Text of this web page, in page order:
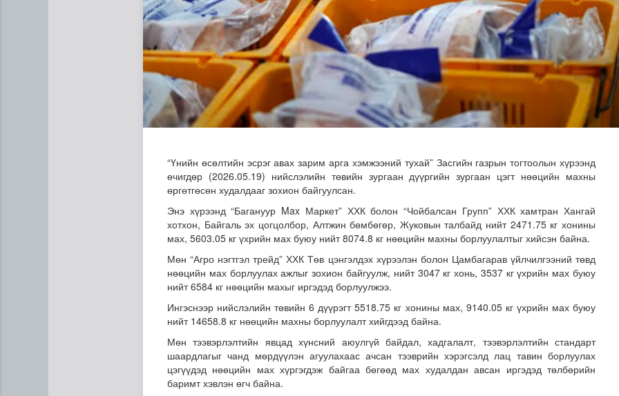
Н.Номтойбаяр: Аймгуудад тулгамдаж буй асуудлуудыг 7 хоног бүр Засгийн газрын х..
“Үнийн өсөлтийн эсрэг авах зарим арга хэмжээний тухай” Засгийн газрын тогтоолын хүрээнд
өчигдөр (2026.05.19) нийслэлийн төвийн зургаан дүүргийн зургаан цэгт нөөцийн махны
өргөтгөсөн худалдааг зохион байгуулсан.
Энэ хүрээнд “Багануур Max Маркет” ХХК болон “Чойбалсан Групп” ХХК хамтран Хангай
хотхон, Байгаль эх цогцолбор, Алтжин бөмбөгөр, Жуковын талбайд нийт 2471.75 кг хонины
мах, 5603.05 кг үхрийн мах буюу нийт 8074.8 кг нөөцийн махны борлуулалтыг хийсэн байна.
Мөн “Агро нэгтгэл трейд” ХХК Төв цэнгэлдэх хүрээлэн болон Цамбагарав үйлчилгээний төвд
нөөцийн мах борлуулах ажлыг зохион байгуулж, нийт 3047 кг хонь, 3537 кг үхрийн мах буюу
нийт 6584 кг нөөцийн махыг иргэдэд борлуулжээ.
Ингэснээр нийслэлийн төвийн 6 дүүрэгт 5518.75 кг хонины мах, 9140.05 кг үхрийн мах буюу
нийт 14658.8 кг нөөцийн махны борлуулалт хийгдээд байна.
Мөн тээвэрлэлтийн явцад хүнсний аюулгүй байдал, хадгалалт, тээвэрлэлтийн стандарт
шаардлагыг чанд мөрдүүлэн агуулахаас ачсан тээврийн хэрэгсэлд лац тавин борлуулах
цэгүүдэд нөөцийн мах хүргэгдэж байгаа бөгөөд мах худалдан авсан иргэдэд төлбөрийн
баримт хэвлэн өгч байна.